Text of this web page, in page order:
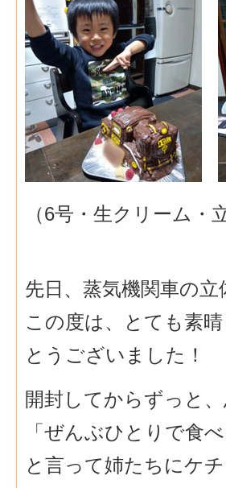
（6号・生クリーム・
先日、蒸気機関車の
この度は、とても素
とうございました！
開封してからずっと
「ぜんぶひとりで食
と言って姉たちにケ